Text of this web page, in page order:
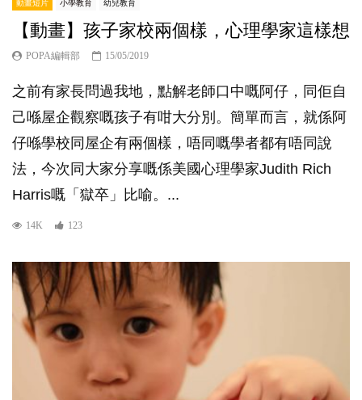
動畫短片 小學教育 幼兒教育
【動畫】孩子家校兩個樣，心理學家這樣想
POPA編輯部 15/05/2019
之前有家長問過我地，點解老師口中嘅阿仔，同佢自
己喺屋企觀察嘅孩子有咁大分別。簡單而言，就係阿
仔喺學校同屋企有兩個樣，唔同嘅學者都有唔同說
法，今次同大家分享嘅係美國心理學家Judith Rich
Harris嘅「獄卒」比喻。...
14K 123